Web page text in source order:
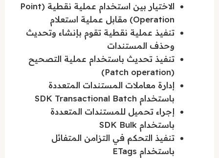
الاختيار بين استخدام عملية نقطية (Point
Operation) مقابل عملية استعلام
تنفيذ عملية نقطية تقوم بإنشاء وتحديث
وحذف المستندات
تنفيذ تحديث باستخدام عملية التصحيح
(Patch operation)
إدارة معاملات المستندات المتعددة
باستخدام SDK Transactional Batch
إجراء تحميل للمستندات المتعددة
باستخدام SDK Bulk
تنفيذ التحكم في التزامن المتفائل
باستخدام ETags